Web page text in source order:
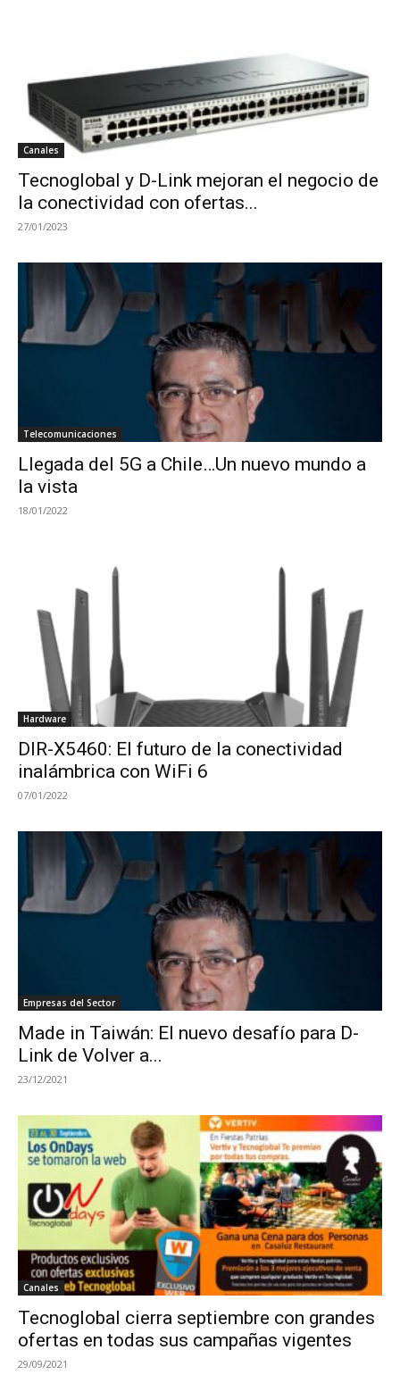
Canales
Tecnoglobal y D-Link mejoran el negocio de
la conectividad con ofertas...
27/01/2023
Telecomunicaciones
Llegada del 5G a Chile…Un nuevo mundo a
la vista
18/01/2022
Hardware
DIR-X5460: El futuro de la conectividad
inalámbrica con WiFi 6
07/01/2022
Empresas del Sector
Made in Taiwán: El nuevo desafío para D-
Link de Volver a...
23/12/2021
Canales
Tecnoglobal cierra septiembre con grandes
ofertas en todas sus campañas vigentes
29/09/2021